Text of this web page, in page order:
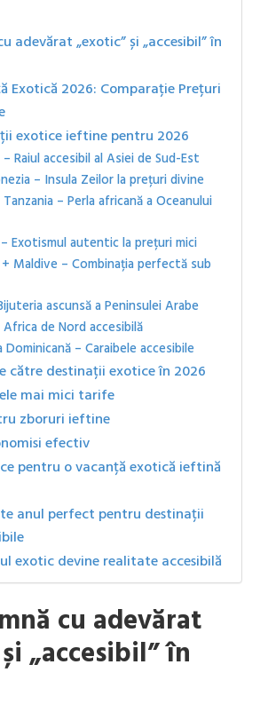
adevărat „exotic” și „accesibil” în
Exotică 2026: Comparație Prețuri
exotice ieftine pentru 2026
– Raiul accesibil al Asiei de Sud-Est
– Insula Zeilor la prețuri divine
– Perla africană a Oceanului
Exotismul autentic la prețuri mici
+ Maldive – Combinația perfectă sub
ascunsă a Peninsulei Arabe
de Nord accesibilă
Dominicană – Caraibele accesibile
către destinații exotice în 2026
mai mici tarife
zboruri ieftine
efectiv
pentru o vacanță exotică ieftină
anul perfect pentru destinații
exotic devine realitate accesibilă
cu adevărat
„accesibil” în